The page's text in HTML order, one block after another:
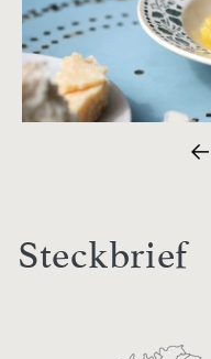
Steckbrief